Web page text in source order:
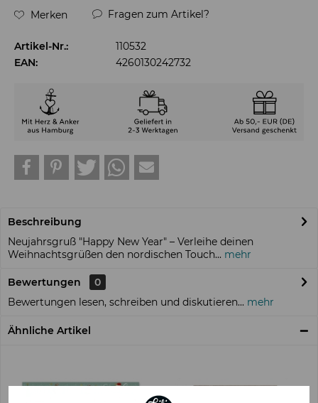
Merken Fragen zum Artikel?
Artikel-Nr.:
110532
EAN:
4260130242732
Beschreibung
Neujahrsgruß "Happy New Year" – Verleihe deinen
Weihnachtsgrüßen den nordischen Touch... mehr
Bewertungen
0
Bewertungen lesen, schreiben und diskutieren... mehr
Ähnliche Artikel